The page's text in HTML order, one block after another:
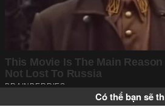
Có thể bạn sẽ